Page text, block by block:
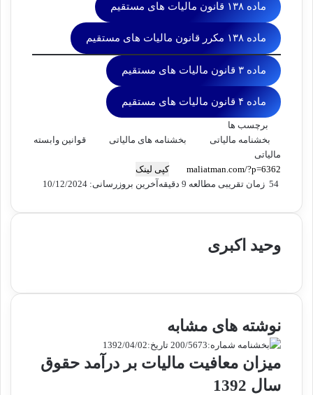
ماده ۱۳۸ قانون مالیات های مستقیم
ماده ۱۳۸ مکرر قانون مالیات های مستقیم
ماده ۳ قانون مالیات های مستقیم
ماده ۴ قانون مالیات های مستقیم
برچسب ها
بخشنامه مالیاتی
بخشنامه های مالیاتی
قوانین وابسته
مالیاتی
کپی لینک
آخرین بروزرسانی: 10/12/2024
زمان تقریبی مطالعه 9 دقیقه
وحید اکبری
نوشته های مشابه
میزان معافیت مالیات بر درآمد حقوق
سال 1392